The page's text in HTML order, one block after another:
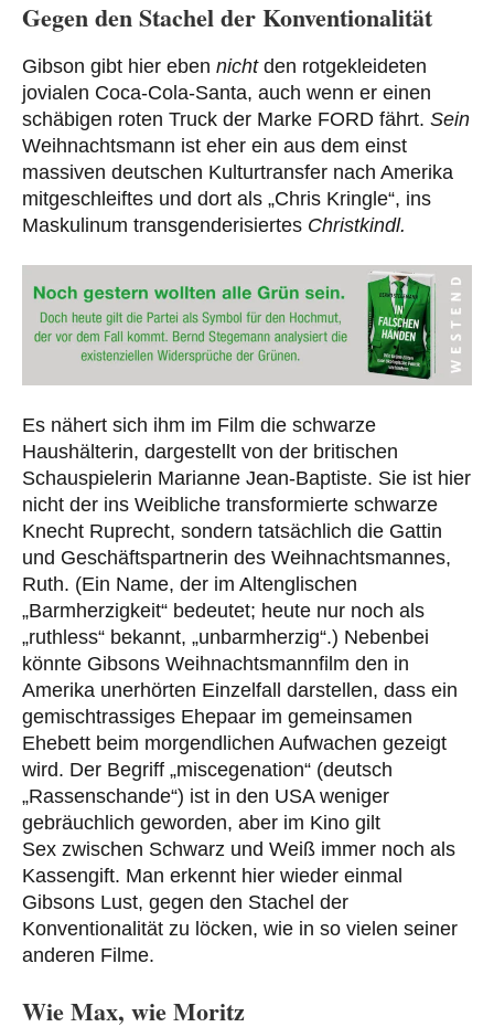
Gegen den Stachel der Konventionalität
Gibson gibt hier eben nichtden rotgekleideten
jovialen Coca-Cola-Santa, auch wenn er einen
schäbigen roten Truck der Marke FORD fährt. Sein
Weihnachtsmann ist eher ein aus dem einst
massiven deutschen Kulturtransfer nach Amerika
mitgeschleiftes und dort als „Chris Kringle“, ins
Maskulinum transgenderisiertes Christkindl.
Es nähert sich ihm im Film die schwarze
Haushälterin, dargestellt von der britischen
Schauspielerin Marianne Jean-Baptiste. Sie ist hier
nicht der ins Weibliche transformierte schwarze
Knecht Ruprecht, sondern tatsächlich die Gattin
und Geschäftspartnerin des Weihnachtsmannes,
Ruth. (Ein Name, der im Altenglischen
„Barmherzigkeit“ bedeutet; heute nur noch als
„ruthless“ bekannt, „unbarmherzig“.) Nebenbei
könnte Gibsons Weihnachtsmannfilm den in
Amerika unerhörten Einzelfall darstellen, dass ein
gemischtrassiges Ehepaar im gemeinsamen
Ehebett beim morgendlichen Aufwachen gezeigt
wird. Der Begriff „miscegenation“ (deutsch
„Rassenschande“) ist in den USA weniger
gebräuchlich geworden, aber im Kino gilt
Sex zwischen Schwarz und Weiß immer noch als
Kassengift. Man erkennt hier wieder einmal
Gibsons Lust, gegen den Stachel der
Konventionalität zu löcken, wie in so vielen seiner
anderen Filme.
Wie Max, wie Moritz